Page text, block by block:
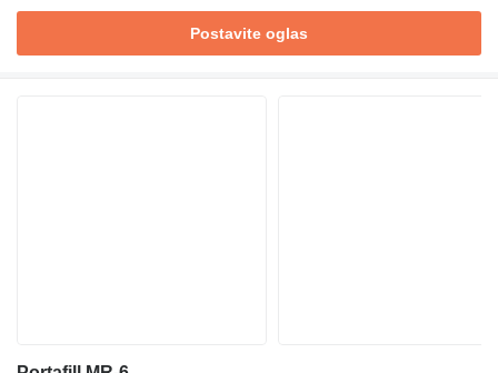
Postavite oglas